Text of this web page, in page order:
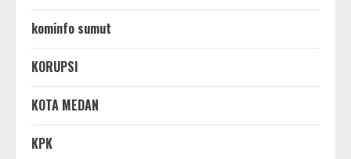
kominfo sumut
KORUPSI
KOTA MEDAN
KPK